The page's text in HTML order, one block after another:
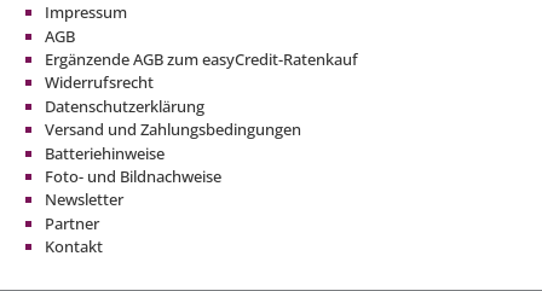
Impressum
AGB
Ergänzende AGB zum easyCredit-Ratenkauf
Widerrufsrecht
Datenschutzerklärung
Versand und Zahlungsbedingungen
Batteriehinweise
Foto- und Bildnachweise
Newsletter
Partner
Kontakt